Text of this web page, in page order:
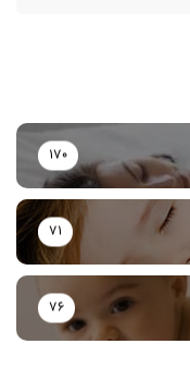
170
71
76